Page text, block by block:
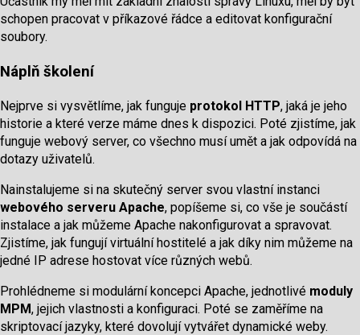
schopen pracovat v příkazové řádce a editovat konfigurační
soubory.
Náplň školení
Nejprve si vysvětlíme, jak funguje protokol HTTP, jaká je jeho
historie a které verze máme dnes k dispozici. Poté zjistíme, jak
funguje webový server, co všechno musí umět a jak odpovídá na
dotazy uživatelů.
Nainstalujeme si na skutečný server svou vlastní instanci
webového serveru Apache, popíšeme si, co vše je součástí
instalace a jak můžeme Apache nakonfigurovat a spravovat.
Zjistíme, jak fungují virtuální hostitelé a jak díky nim můžeme na
jedné IP adrese hostovat více různých webů.
Prohlédneme si modulární koncepci Apache, jednotlivé moduly
MPM, jejich vlastnosti a konfiguraci. Poté se zaměříme na
skriptovací jazyky, které dovolují vytvářet dynamické weby.